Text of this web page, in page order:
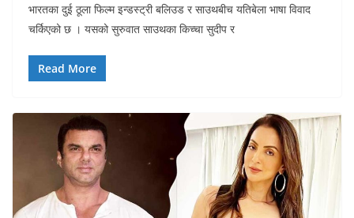
भारतका दुई ठूला फिल्म इन्डस्ट्री बलिउड र साउथबीच यतिबेला भाषा विवाद
चर्किएको छ । यसको सुरुवात साउथका किच्चा सुदीप र
Read More